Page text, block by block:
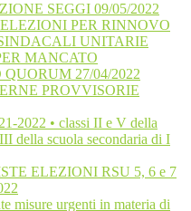
SEGGI 09/05/2022
PER RINNOVO
UNITARIE
MANCATO
27/04/2022
PROVVISORIE
2022 • classi II e V della
della scuola secondaria di I
ELEZIONI RSU 5, 6 e 7
misure urgenti in materia di